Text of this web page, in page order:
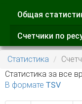
Главные
Общая
Счетчики по
Статистика
Статистика за все
В формате TSV